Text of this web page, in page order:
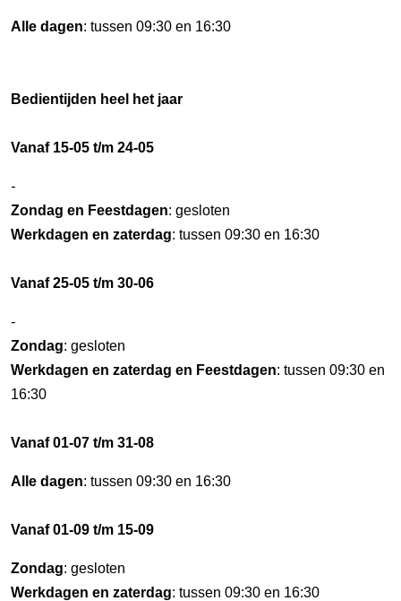
Alle dagen: tussen 09:30 en 16:30
Bedientijden heel het jaar
Vanaf 15-05 t/m 24-05
-
Zondag en Feestdagen: gesloten
Werkdagen en zaterdag: tussen 09:30 en 16:30
Vanaf 25-05 t/m 30-06
-
Zondag: gesloten
Werkdagen en zaterdag en Feestdagen: tussen 09:30 en
16:30
Vanaf 01-07 t/m 31-08
Alle dagen: tussen 09:30 en 16:30
Vanaf 01-09 t/m 15-09
Zondag: gesloten
Werkdagen en zaterdag: tussen 09:30 en 16:30